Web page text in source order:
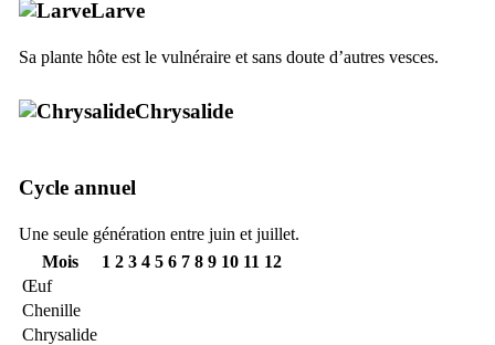
Larve
Sa plante hôte est le vulnéraire et sans doute d’autres vesces.
Chrysalide
Cycle annuel
Une seule génération entre juin et juillet.
Mois
1 2 3 4 5 6 7 8 9 10 11 12
Œuf
Chenille
Chrysalide